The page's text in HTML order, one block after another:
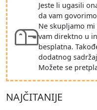
Jeste li ugasili
da vam
Ne skupljamo
vam direktno u
besplatna.
dodatnog
Možete se
NAJČITANIJE